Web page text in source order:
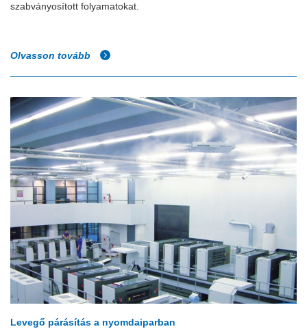
szabványosított folyamatokat.
Olvasson tovább
Levegő párásítás a nyomdaiparban